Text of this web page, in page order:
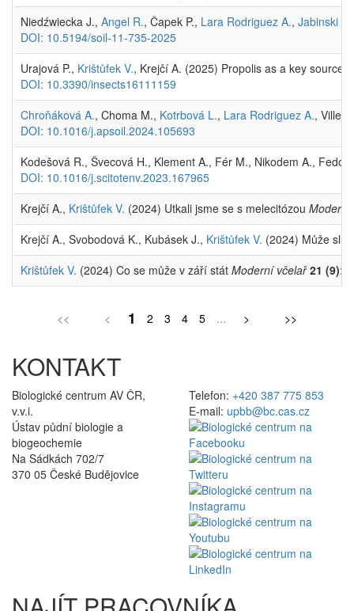
Niedźwiecka J., Angel R., Čapek P., Lara Rodriguez A., Jabinski S.
DOI: 10.5194/soil-11-735-2025
Urajová P., Krištůfek V., Krejčí A. (2025) Propolis as a key source
DOI: 10.3390/insects16111159
Chroňáková A., Choma M., Kotrbová L., Lara Rodriguez A.,
DOI: 10.1016/j.apsoil.2024.105693
Kodešová R., Švecová H., Klement A., Fér M., Nikodem A.,
DOI: 10.1016/j.scitotenv.2023.167965
Krejčí A., Krištůfek V. (2024) Utkali jsme se s melecitózou Moderní
Krejčí A., Svobodová K., Kubásek J., Krištůfek V. (2024) Může
Krištůfek V. (2024) Co se může v září stát Moderní včelař 21 (9):
<< < 1 2 3 4 5 ... > >>
KONTAKT
Biologické centrum AV ČR,
v.v.i.
Ústav půdní biologie a
biogeochemie
Na Sádkách 702/7
370 05 České Budějovice
Telefon: +420 387 775 853
E-mail: upbb@bc.cas.cz